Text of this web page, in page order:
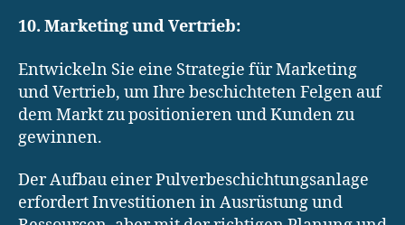
10. Marketing und Vertrieb:
Entwickeln Sie eine Strategie für Marketing
und Vertrieb, um Ihre beschichteten Felgen auf
dem Markt zu positionieren und Kunden zu
gewinnen.
Der Aufbau einer Pulverbeschichtungsanlage
erfordert Investitionen in Ausrüstung und